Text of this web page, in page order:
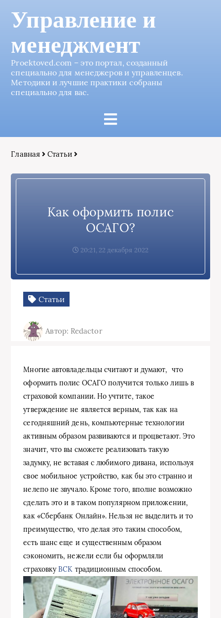
Управление и
менеджмент
Proektoved.com – это портал, созданный
специально для менеджеров и управленцев.
Методики и лучшие практики собраны
специально для вас.
Главная Статьи
Как оформить полис
ОСАГО?
20:21, 22 декабря 2022
Статьи
Автор: Redactor
Многие автовладельцы считают и думают, что
оформить полис ОСАГО получится только лишь в
страховой компании. Но учтите, такое
утверждение не является верным, так как на
сегодняшний день, компьютерные технологии
активным образом развиваются и процветают. Это
значит, что вы сможете реализовать такую
задумку, не вставая с любимого дивана, используя
свое мобильное устройство, как бы это странно и
нелепо не звучало. Кроме того, вполне возможно
сделать это и в таком популярном приложении,
как «Сбербанк Онлайн». Нельзя не выделить и то
преимущество, что делая это таким способом,
есть шанс еще и существенным образом
сэкономить, нежели если бы оформляли
страховкуВСК традиционным способом.